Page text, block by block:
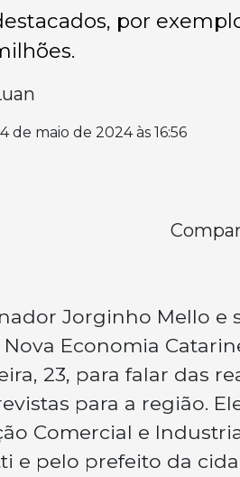
por
de maio de 2024 às 16:56
Jorginho Mello e
Economia
23, para falar das
para a região.
Comercial e
e pelo prefeito da